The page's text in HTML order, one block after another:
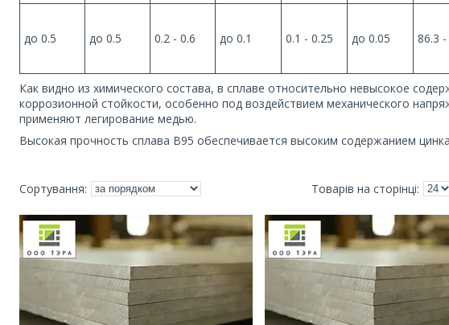
до 0.5 до 0.5 0.2 - 0.6 до 0.1 0.1 - 0.25 до 0.05 86.3 -
Как видно из химического состава, в сплаве относительно невысокое
коррозионной стойкости, особенно под воздействием механического
применяют легирование медью.
Высокая прочность сплава В95 обеспечивается высоким содержанием